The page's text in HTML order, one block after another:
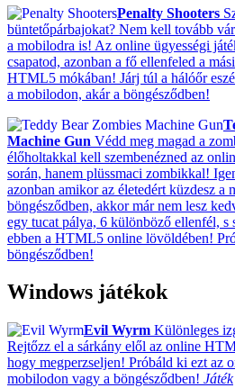
Penalty Shooters
büntetőpárbajokat? Nem kell tovább
a mobilodra is! Az online ügyességi
csapatod, azonban a fő ellenfeled a
HTML5 mókában! Járj túl a hálóőr
a mobilodon, akár a böngésződben!
Machine Gun Védd meg magad a
élőholtakkal kell szembenézned az
során, hanem plüssmaci zombikkal!
azonban amikor az életedért küzdesz a
böngésződben, akkor már nem lesz
egy tucat pálya, 6 különböző ellenfél, s
ebben a HTML5 online lövöldében!
böngésződben!
Windows játékok
Evil Wyrm Különleges
Rejtőzz el a sárkány elől az online
hogy megperzseljen! Próbáld ki ezt az
mobilodon vagy a böngésződben! Játék